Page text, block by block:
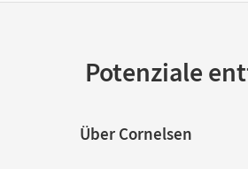
Potenziale
Über Cornelsen